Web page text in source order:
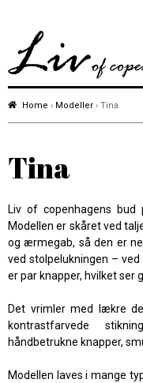
Home › Modeller › Tina
Tina
Liv of copenhagens bud
Modellen er skåret ved
og ærmegab, så den er
ved stolpelukningen –
er par knapper, hvilket ser
Det vrimler med lækre
kontrastfarvede
håndbetrukne knapper,
Modellen laves i mange